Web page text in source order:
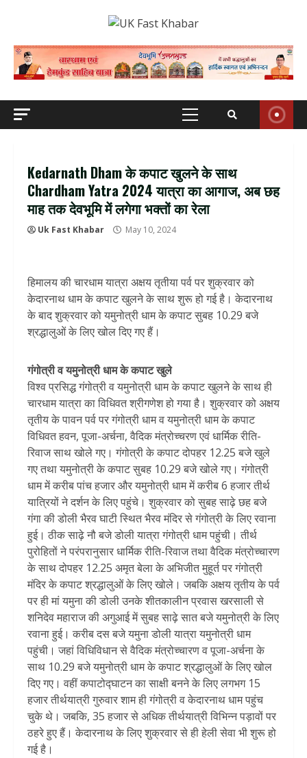
Primary
Kedarnath Dham के कपाट खुलने के साथ
Chardham Yatra 2024 यात्रा का आगाज, अब छह
माह तक देवभूमि में लगेगा भक्‍तों का रेला
Uk Fast Khabar May 10, 2024
हिमालय की चारधाम यात्रा अक्षय तृतीया पर्व पर शुक्रवार को
केदारनाथ धाम के कपाट खुलने के साथ शुरू हो गई है। केदारनाथ
के बाद शुक्रवार को यमुनोत्री धाम के कपाट सुबह 10.29 बजे
श्रद्धालुओं के लिए खोल दिए गए हैं।
गंगोत्री व यमुनोत्री धाम के कपाट खुले
विश्व प्रसिद्ध गंगोत्री व यमुनोत्री धाम के कपाट खुलने के साथ ही
चारधाम यात्रा का विधिवत श्रीगणेश हो गया है। शुक्रवार को अक्षय
तृतीय के पावन पर्व पर गंगोत्री धाम व यमुनोत्री धाम के कपाट
विधिवत हवन, पूजा-अर्चना, वैदिक मंत्रोच्चरण एवं धार्मिक रीति-
रिवाज साथ खोले गए। गंगोत्री के कपाट दोपहर 12.25 बजे खुले
गए तथा यमुनोत्री के कपाट सुबह 10.29 बजे खोले गए। गंगोत्री
धाम में करीब पांच हजार और यमुनोत्री धाम में करीब 6 हजार तीर्थ
यात्रियों ने दर्शन के लिए पहुंचे। शुक्रवार को सुबह साढ़े छह बजे
गंगा की डोली भैरव घाटी स्थित भैरव मंदिर से गंगोत्री के लिए रवाना
हुई। ठीक साढ़े नौ बजे डोली यात्रा गंगोत्री धाम पहुंची। तीर्थ
पुरोहितों ने परंपरानुसार धार्मिक रीति-रिवाज तथा वैदिक मंत्रोच्चारण
के साथ दोपहर 12.25 अमृत बेला के अभिजीत मुहूर्त पर गंगोत्री
मंदिर के कपाट श्रद्धालुओं के लिए खोले। जबकि अक्षय तृतीय के पर्व
पर ही मां यमुना की डोली उनके शीतकालीन प्रवास खरसाली से
शनिदेव महाराज की अगुआई में सुबह साढ़े सात बजे यमुनोत्री के लिए
रवाना हुई। करीब दस बजे यमुना डोली यात्रा यमुनोत्री धाम
पहुंची। जहां विधिविधान से वैदिक मंत्रोच्चारण व पूजा-अर्चना के
साथ 10.29 बजे यमुनोत्री धाम के कपाट श्रद्धालुओं के लिए खोल
दिए गए। वहीं कपाटोद्घाटन का साक्षी बनने के लिए लगभग 15
हजार तीर्थयात्री गुरुवार शाम ही गंगोत्री व केदारनाथ धाम पहुंच
चुके थे। जबकि, 35 हजार से अधिक तीर्थयात्री विभिन्न पड़ावों पर
ठहरे हुए हैं। केदारनाथ के लिए शुक्रवार से ही हेली सेवा भी शुरू हो
गई है।